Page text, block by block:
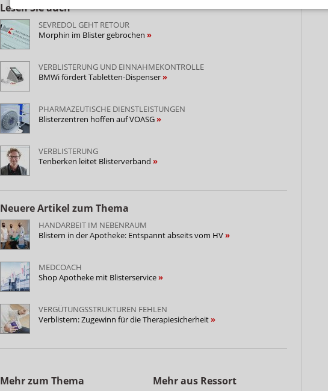
Lesen Sie auch
SEVREDOL GEHT RETOUR
Morphin im Blister gebrochen
VERBLISTERUNG UND EINNAHMEKONTROLLE
BMWi fördert Tabletten-Dispenser
PHARMAZEUTISCHE DIENSTLEISTUNGEN
Blisterzentren hoffen auf VOASG
VERBLISTERUNG
Tenberken leitet Blisterverband
Neuere Artikel zum Thema
HANDARBEIT IM NEBENRAUM
Blistern in der Apotheke: Entspannt abseits vom HV
MEDCOACH
Shop Apotheke mit Blisterservice
VERGÜTUNGSSTRUKTUREN FEHLEN
Verblistern: Zugewinn für die Therapiesicherheit
Mehr zum Thema Mehr aus Ressort